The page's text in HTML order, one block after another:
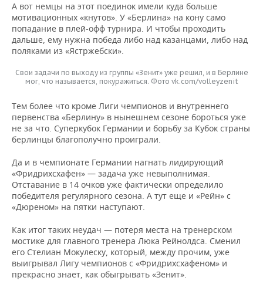
А вот немцы на этот поединок имели куда больше
мотивационных «кнутов». У «Берлина» на кону само
попадание в плей-офф турнира. И чтобы проходить
дальше, ему нужна победа либо над казанцами, либо над
поляками из «Ястржебски».
Свои задачи по выходу из группы «Зенит» уже решил, и в Берлине
мог, что называется, покуражиться. Фото vk.com/volleyzenit
Тем более что кроме Лиги чемпионов и внутреннего
первенства «Берлину» в нынешнем сезоне бороться уже
не за что. Суперкубок Германии и борьбу за Кубок страны
берлинцы благополучно проиграли.
Да и в чемпионате Германии нагнать лидирующий
«Фридрихсхафен» — задача уже невыполнимая.
Отставание в 14 очков уже фактически определило
победителя регулярного сезона. А тут еще и «Рейн» с
«Дюреном» на пятки наступают.
Как итог таких неудач — потеря места на тренерском
мостике для главного тренера Люка Рейнолдса. Сменил
его Стелиан Мокулеску, который, между прочим, уже
выигрывал Лигу чемпионов с «Фридрихсхафеном» и
прекрасно знает, как обыгрывать «Зенит».